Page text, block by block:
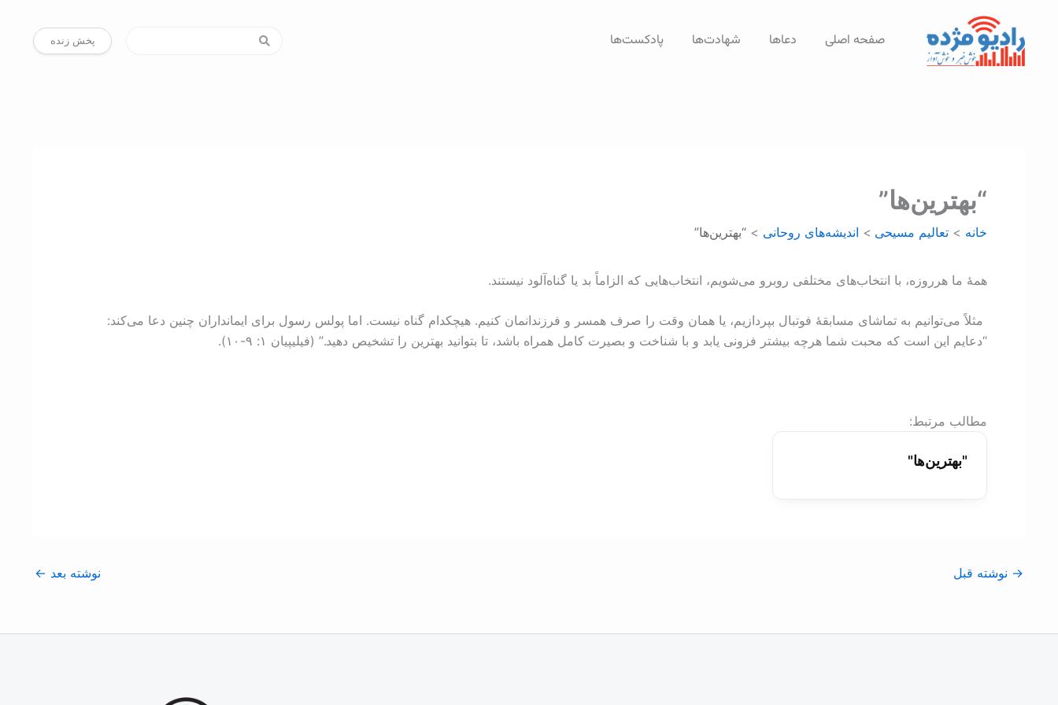
پخش زنده پادکست‌ها شهادت‌ها دعاها صفحه اصلی
“بهترین‌ها”
خانه تعالیم مسیحی اندیشه‌های روحانی “بهترین‌ها”
همۀ ما هرروزه، با انتخاب‌های مختلفی روبرو می‌شویم، انتخاب‌هایی که الزاماً بد یا گناه‌آلود نیستند.
مثلاً می‌توانیم به تماشای مسابقۀ فوتبال بپردازیم، یا همان وقت را صرف همسر و فرزندانمان کنیم. هیچکدام گناه نیست. اما پولس رسول برای ایمانداران چنین دعا می‌کند:
“دعایم این است که محبت شما هرچه بیشتر فزونی یابد و با شناخت و بصیرت کامل همراه باشد، تا بتوانید بهترین را تشخیص دهید.” (فیلیپیان ۱:‏ ۹-‏‌۱۰).
:مطالب مرتبط
"بهترین‌ها"
→ نوشته قبل نوشته بعد ←